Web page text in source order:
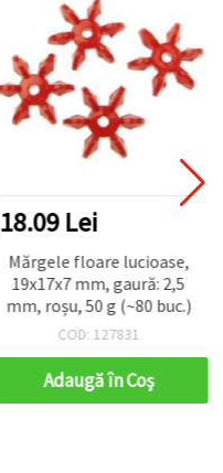
18.09 Lei
Mărgele floare lucioase,
19x17x7 mm, gaură: 2,5
mm, roșu, 50 g (~80 buc.)
COD: 127831
Adaugă în Coş